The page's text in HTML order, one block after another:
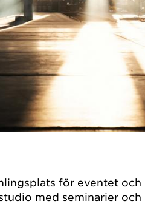
för eventet och
med seminarier och